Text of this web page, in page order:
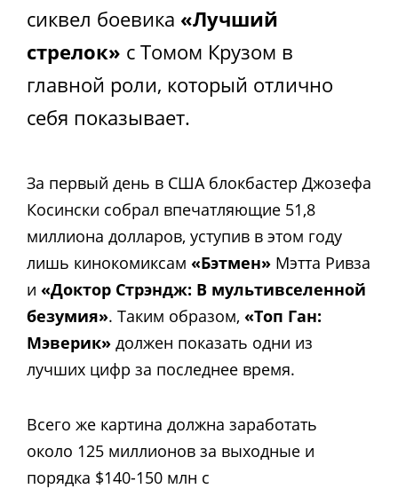
сиквел боевика «Лучший
стрелок» с Томом Крузом в
главной роли, который отлично
себя показывает.
За первый день в США блокбастер Джозефа
Косински собрал впечатляющие 51,8
миллиона долларов, уступив в этом году
лишь кинокомиксам «Бэтмен» Мэтта Ривза
и «Доктор Стрэндж: В мультивселенной
безумия». Таким образом, «Топ Ган:
Мэверик» должен показать одни из
лучших цифр за последнее время.
Всего же картина должна заработать
около 125 миллионов за выходные и
порядка $140-150 млн с